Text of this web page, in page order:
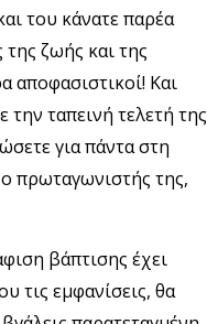
του κάνατε παρέα
ζωής και της
αποφασιστικοί! Και
ταπεινή τελετή της
για πάντα στη
πρωταγωνιστής της,
βάπτισης έχει
τις εμφανίσεις, θα